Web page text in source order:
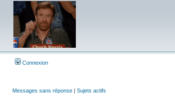
Connexion
Messages sans réponse | Sujets actifs